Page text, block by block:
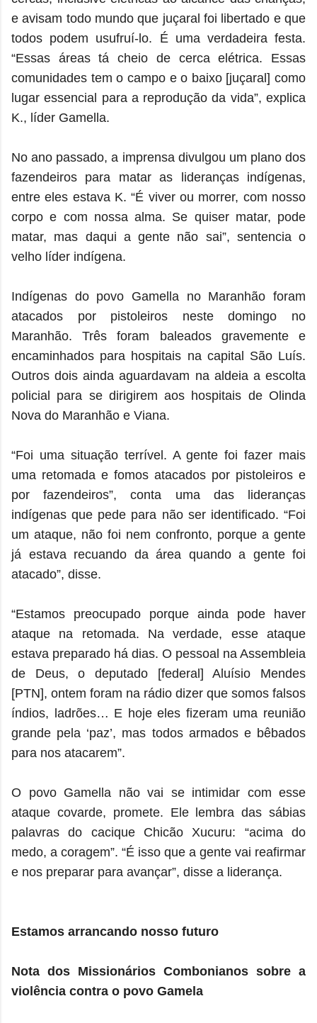
e avisam todo mundo que juçaral foi libertado e que
todos podem usufruí-lo. É uma verdadeira festa.
“Essas áreas tá cheio de cerca elétrica. Essas
comunidades tem o campo e o baixo [juçaral] como
lugar essencial para a reprodução da vida”, explica
K., líder Gamella.
No ano passado, a imprensa divulgou um plano dos
fazendeiros para matar as lideranças indígenas,
entre eles estava K. “É viver ou morrer, com nosso
corpo e com nossa alma. Se quiser matar, pode
matar, mas daqui a gente não sai”, sentencia o
velho líder indígena.
Indígenas do povo Gamella no Maranhão foram
atacados por pistoleiros neste domingo no
Maranhão. Três foram baleados gravemente e
encaminhados para hospitais na capital São Luís.
Outros dois ainda aguardavam na aldeia a escolta
policial para se dirigirem aos hospitais de Olinda
Nova do Maranhão e Viana.
“Foi uma situação terrível. A gente foi fazer mais
uma retomada e fomos atacados por pistoleiros e
por fazendeiros”, conta uma das lideranças
indígenas que pede para não ser identificado. “Foi
um ataque, não foi nem confronto, porque a gente
já estava recuando da área quando a gente foi
atacado”, disse.
“Estamos preocupado porque ainda pode haver
ataque na retomada. Na verdade, esse ataque
estava preparado há dias. O pessoal na Assembleia
de Deus, o deputado [federal] Aluísio Mendes
[PTN], ontem foram na rádio dizer que somos falsos
índios, ladrões… E hoje eles fizeram uma reunião
grande pela ‘paz’, mas todos armados e bêbados
para nos atacarem”.
O povo Gamella não vai se intimidar com esse
ataque covarde, promete. Ele lembra das sábias
palavras do cacique Chicão Xucuru: “acima do
medo, a coragem”. “É isso que a gente vai reafirmar
e nos preparar para avançar”, disse a liderança.
Estamos arrancando nosso futuro
Nota dos Missionários Combonianos sobre a
violência contra o povo Gamela